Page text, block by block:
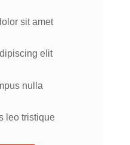
sit amet
elit
nulla
leo tristique